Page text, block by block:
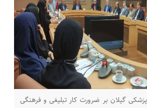
گیلان بر ضرورت کار تبلیغی و فرهنگی